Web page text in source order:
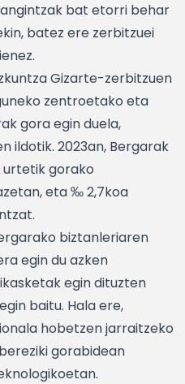
bat etorri behar
batez ere zerbitzuei
Gizarte-zerbitzuen
zentroetako eta
gora egin duela,
ildotik. 2023an, Bergarak
gorako
eta ‰ 2,7koa
biztanleriaren
egin du azken
egin dituzten
baitu. Hala ere,
hobetzen jarraitzeko
gorabidean